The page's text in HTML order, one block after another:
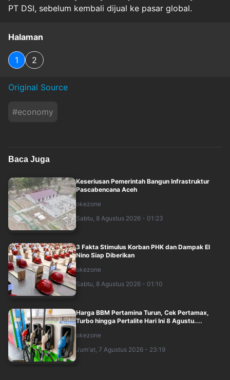
PT DSI, sebelum kembali dijual ke pasar global.
Halaman
1 2
Original Source
#economy
Baca Juga
Keseriusan Pemerintah Bangun Infrastruktur
Pascabencana Aceh
okezone
Sabtu, 8 Agustus 2026 - 01:23
3 Fakta Stimulus Korban PHK dan Dampak El
Nino Siap Diberikan
okezone
Sabtu, 8 Agustus 2026 - 01:10
Harga BBM Pertamina Turun, Cek Pertamax,
Turbo hingga Pertalite Hari Ini 8 Agustu....
okezone
Jum'at, 7 Agustus 2026 - 23:19